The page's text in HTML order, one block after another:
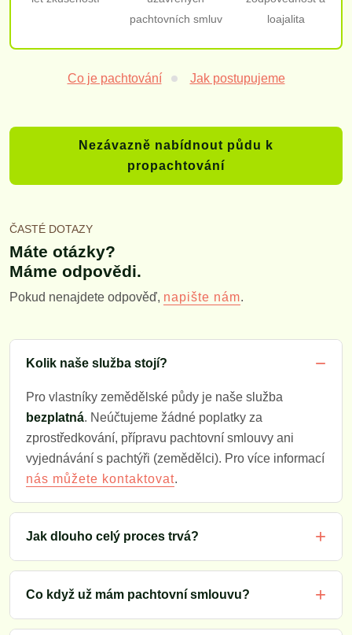
pachtovních smluv
loajalita
Co je pachtování Jak postupujeme
Nezávazně nabídnout půdu k
propachtování
ČASTÉ DOTAZY
Máte otázky?
Máme odpovědi.
Pokud nenajdete odpověď, napište nám.
Kolik naše služba stojí?
Pro vlastníky zemědělské půdy je naše služba
bezplatná. Neúčtujeme žádné poplatky za
zprostředkování, přípravu pachtovní smlouvy ani
vyjednávání s pachtýři (zemědělci). Pro více informací
nás můžete kontaktovat.
Jak dlouho celý proces trvá?
Co když už mám pachtovní smlouvu?